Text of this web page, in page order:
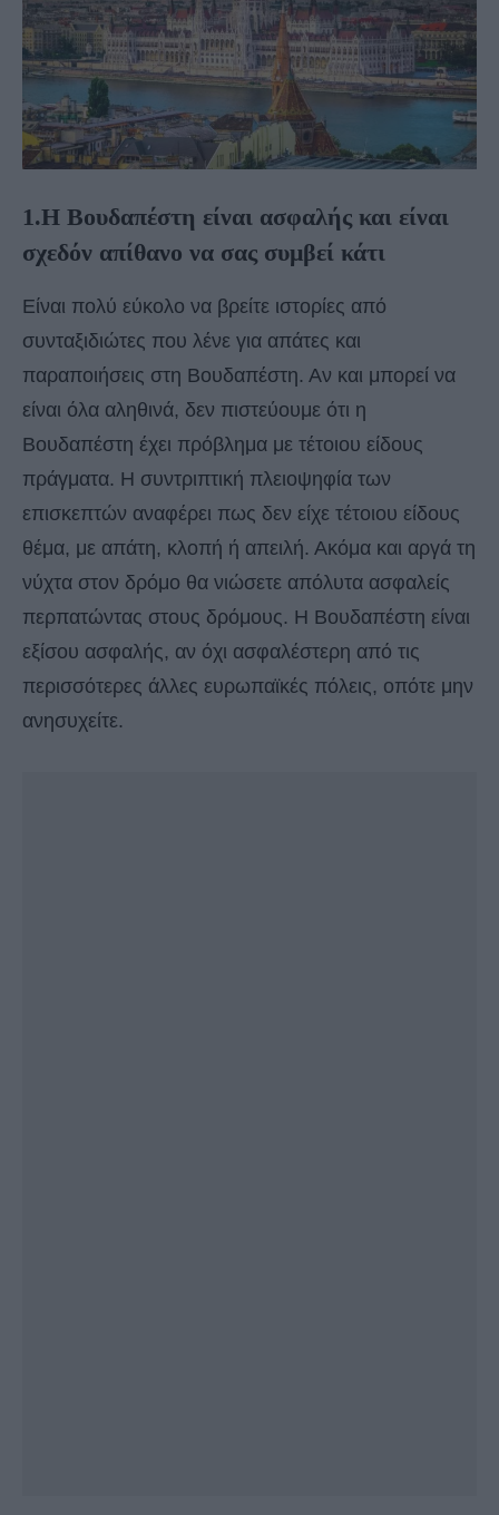
1.Η Βουδαπέστη είναι ασφαλής και είναι
σχεδόν απίθανο να σας συμβεί κάτι
Είναι πολύ εύκολο να βρείτε ιστορίες από
συνταξιδιώτες που λένε για απάτες και
παραποιήσεις στη Βουδαπέστη. Αν και μπορεί να
είναι όλα αληθινά, δεν πιστεύουμε ότι η
Βουδαπέστη έχει πρόβλημα με τέτοιου είδους
πράγματα. Η συντριπτική πλειοψηφία των
επισκεπτών αναφέρει πως δεν είχε τέτοιου είδους
θέμα, με απάτη, κλοπή ή απειλή. Ακόμα και αργά τη
νύχτα στον δρόμο θα νιώσετε απόλυτα ασφαλείς
περπατώντας στους δρόμους. Η Βουδαπέστη είναι
εξίσου ασφαλής, αν όχι ασφαλέστερη από τις
περισσότερες άλλες ευρωπαϊκές πόλεις, οπότε μην
ανησυχείτε.